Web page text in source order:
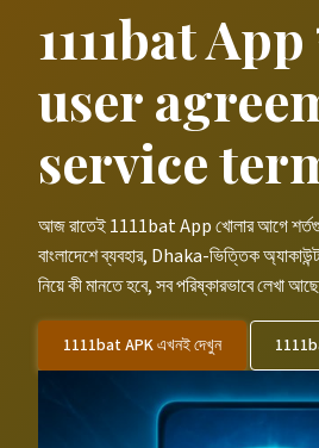
1111bat App
user
service
আজ রাতেই 1111bat App খোলার আগে
বাংলাদেশে ব্যবহার, Dhaka-ভিত্তিক
নিয়ে কী মানতে হবে, সব পরিষ্কারভাবে লেখা আছে
1111bat APK এখনই দেখুন